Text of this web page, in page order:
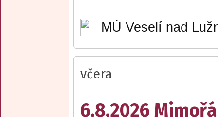
MÚ Veselí nad
včera
6.8.2026